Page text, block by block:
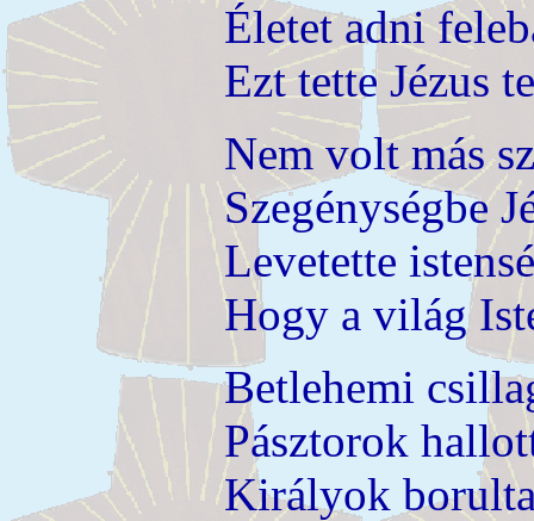
Életet adni
Ezt tette Jézus
Nem volt más
Szegénységbe
Levetette
Hogy a világ
Betlehemi
Pásztorok
Királyok